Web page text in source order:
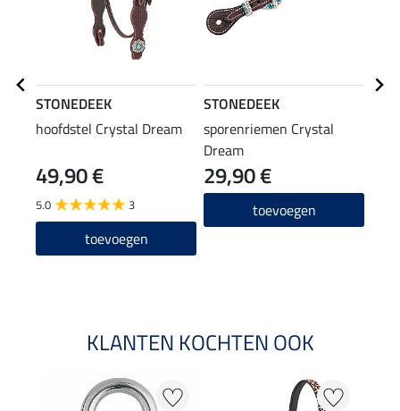
STONEDEEK
hoofdstel Crystal Dream
49,90 €
5.0 3
toevoegen
STONEDEEK
sporenriemen Crystal
Dream
29,90 €
toevoegen
KLANTEN KOCHTEN OOK